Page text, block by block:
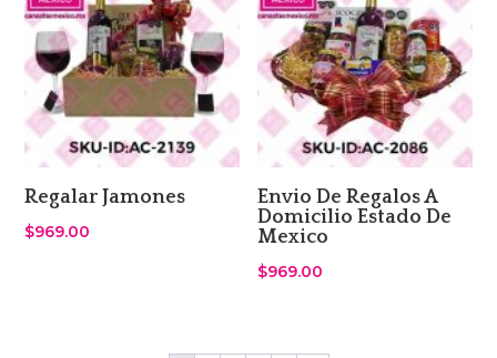
Regalar Jamones
$969.00
Envio De Regalos A
Domicilio Estado De
Mexico
$969.00